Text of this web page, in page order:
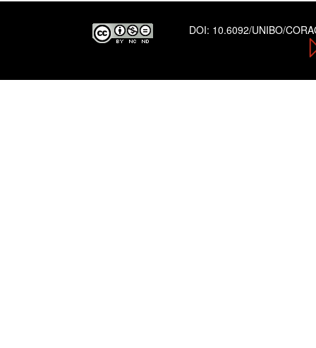
DOI: 10.6092/UNIBO/